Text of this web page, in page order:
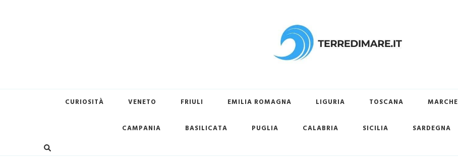
CURIOSITÀ VENETO FRIULI EMILIA ROMAGNA LIGURIA TOSCANA MARCHE
CAMPANIA BASILICATA PUGLIA CALABRIA SICILIA SARDEGNA